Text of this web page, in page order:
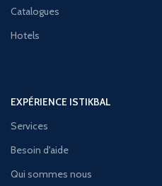
Catalogues
Hotels
EXPÉRIENCE ISTIKBAL
Services
Besoin d'aide
Qui sommes nous